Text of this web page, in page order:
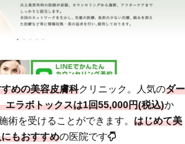
めの美容皮膚科クリニック。人気のダー
エラボトックスは1回55,000円(税込)か
術を受けることができます。 はじめて美
もおすすめの医院です